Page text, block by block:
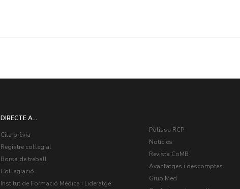
DIRECTE A...
Cita prèvia
Registre col·legial
Borsa de treball
Col·legiació
Institut de Formació Mèdica i Lideratge
Pòlissa RCP
Notícies
Revista CoMB
Avantatges i descomptes
Grup Med